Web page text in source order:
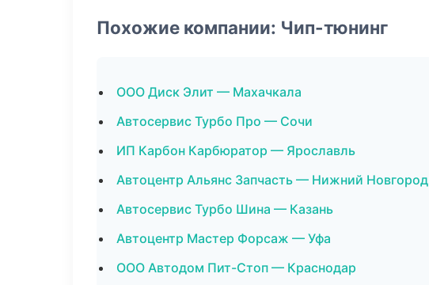
Похожие компании: Чип-тюнинг
ООО Диск Элит — Махачкала
Автосервис Турбо Про — Сочи
ИП Карбон Карбюратор — Ярославль
Автоцентр Альянс Запчасть — Нижний Новгород
Автосервис Турбо Шина — Казань
Автоцентр Мастер Форсаж — Уфа
ООО Автодом Пит-Стоп — Краснодар